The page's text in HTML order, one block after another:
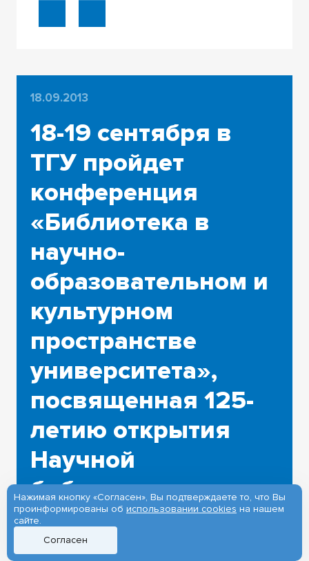
18.09.2013
18-19 сентября в
ТГУ пройдет
конференция
«Библиотека в
научно-
образовательном и
культурном
пространстве
университета»,
посвященная 125-
летию открытия
Научной
библиотеки
Нажимая кнопку «Согласен», Вы подтверждаете то, что Вы
проинформированы об использовании cookies на нашем
сайте.
Согласен